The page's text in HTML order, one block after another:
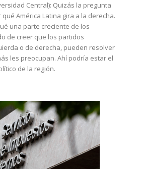
Central): Quizás la pregunta
América Latina gira a la derecha.
una parte creciente de los
de creer que los partidos
o de derecha, pueden resolver
les preocupan. Ahí podría estar el
de la región.